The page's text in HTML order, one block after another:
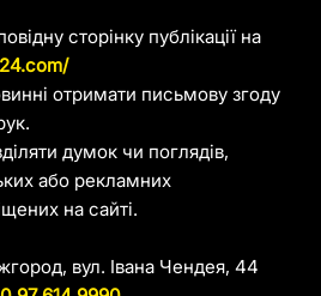
сторінку публікації на
отримати письмову згоду
думок чи поглядів,
або рекламних
на сайті.
вул. Івана Чендея, 44